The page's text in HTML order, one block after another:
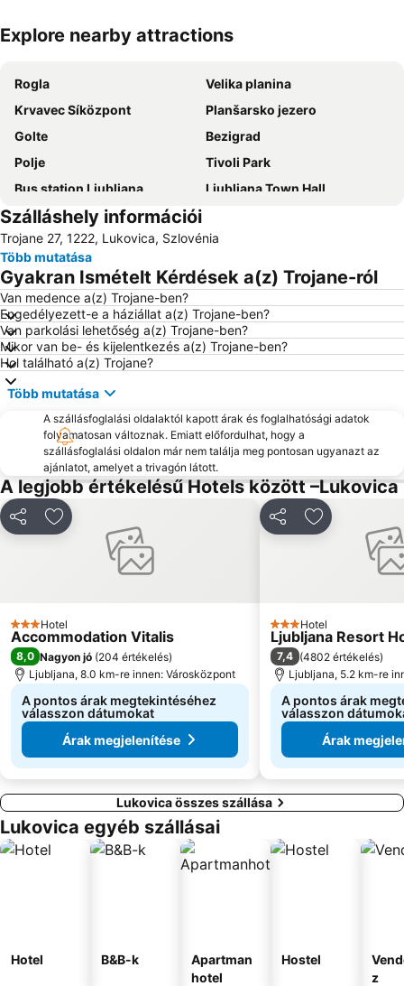
Nagy méretű térkép
Explore nearby attractions
Rogla
Velika planina
Krvavec Síközpont
Planšarsko jezero
Golte
Bezigrad
Polje
Tivoli Park
Bus station Ljubljana
Ljubljana Town Hall
Ljubljana Jože Pučnik Airport
Atlantis
Golovec
Centre Stožice
Gospodarsko razstavišče
Ljubljana Center
Kongresni trg - Zvezda
Siska
Arboretum Volčji Potok
Žena ob morju
Laško Thermal Spa
Crnuce
Slovensko ljudsko gledališče Celje
Moste
Szálláshely információi
Trojane 27, 1222, Lukovica, Szlovénia
Több mutatása
Gyakran Ismételt Kérdések a(z) Trojane-ról
Van medence a(z) Trojane-ben?
Engedélyezett-e a háziállat a(z) Trojane-ben?
Van parkolási lehetőség a(z) Trojane-ben?
Mikor van be- és kijelentkezés a(z) Trojane-ben?
Hol található a(z) Trojane?
Több mutatása
A szállásfoglalási oldalaktól kapott árak és foglalhatósági adatok
folyamatosan változnak. Emiatt előfordulhat, hogy a
szállásfoglalási oldalon már nem találja meg pontosan ugyanazt az
ajánlatot, amelyet a trivagón látott.
A legjobb értékelésű Hotels között –Lukovica
MegosztásHozzáadás a kedvencekhez
3 Kategória
Hotel
Accommodation Vitalis
8,0 Nagyon jó (204 értékelés)
Ljubljana, 8.0 km-re innen: Városközpont
A pontos árak megtekintéséhez
válasszon dátumokat
Árak megjelenítése
MegosztásHozzáadás
3 Kategória
Hotel
Ljubljana Resort
7,4 (4802 értékelés)
Ljubljana, 5.2 km-re
A pontos árak
válasszon
Árak
Lukovica összes szállása
Lukovica egyéb szállásai
Hotel B&B-k
Apartman
hotel
Hostel
z